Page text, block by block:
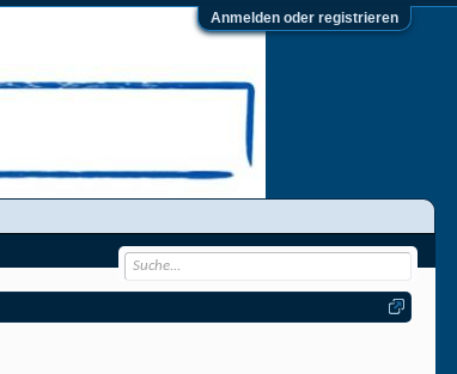
Anmelden oder registrieren